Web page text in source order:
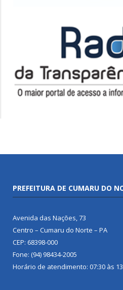
PREFEITURA DE CUMARU DO
Avenida das Nações, 73
Centro – Cumaru do Norte – PA
CEP: 68398-000
Fone: (94) 98434-2005
Horário de atendimento: 07:30 às